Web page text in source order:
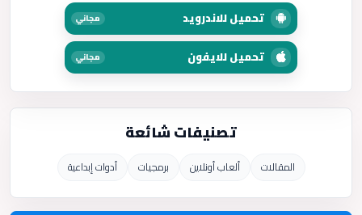
تصنيفات شائعة
المقالات ألعاب أونلاين برمجيات أدوات إبداعية
تحميل للاندرويد مجاني
تحميل للايفون مجاني